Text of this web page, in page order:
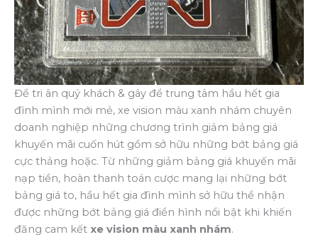
Để tri ân quý khách & gây để trung tâm hầu hết gia
đình mình mới mẻ, xe vision màu xanh nhám chuyên
doanh nghiệp những chương trình giảm bảng giá
khuyến mãi cuốn hút gồm sở hữu những bớt bảng giá
cực thảng hoặc. Từ những giảm bảng giá khuyến mãi
nạp tiền, hoàn thanh toán cược mang lại những bớt
bảng giá to, hầu hết gia đình mình sở hữu thể nhận
được những bớt bảng giá điển hình nổi bật khi khiến
đăng cam kết xe vision màu xanh nhám.